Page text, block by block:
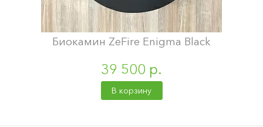
Биокамин ZeFire Enigma Black
39 500 р.
В корзину